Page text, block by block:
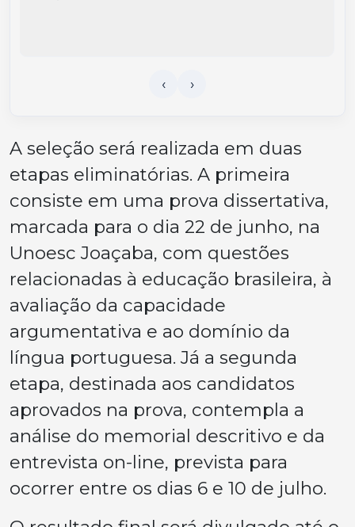
A seleção será realizada em duas
etapas eliminatórias. A primeira
consiste em uma prova dissertativa,
marcada para o dia 22 de junho, na
Unoesc Joaçaba, com questões
relacionadas à educação brasileira, à
avaliação da capacidade
argumentativa e ao domínio da
língua portuguesa. Já a segunda
etapa, destinada aos candidatos
aprovados na prova, contempla a
análise do memorial descritivo e da
entrevista on-line, prevista para
ocorrer entre os dias 6 e 10 de julho.